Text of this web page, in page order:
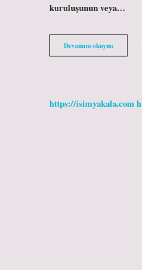
kuruluşunun veya…
Devamını okuyunDöviz
Bozdurma
https://isimyakala.com